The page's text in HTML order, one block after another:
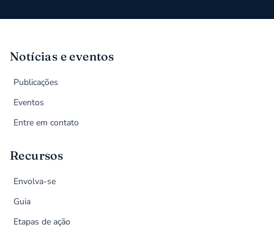
Notícias e eventos
Publicações
Eventos
Entre em contato
Recursos
Envolva-se
Guia
Etapas de ação